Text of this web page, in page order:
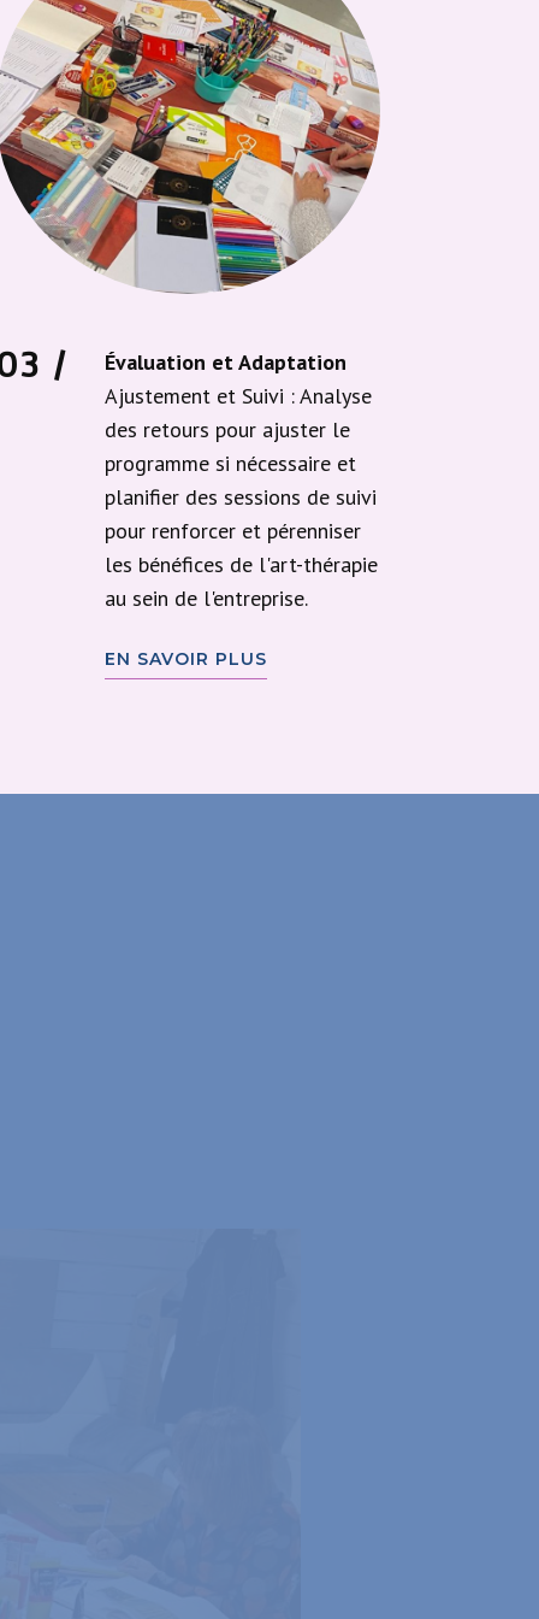
/
Évaluation et Adaptation
Ajustement et Suivi : Analyse
des retours pour ajuster le
programme si nécessaire et
planifier des sessions de suivi
pour renforcer et pérenniser
les bénéfices de l'art-thérapie
au sein de l'entreprise.
EN SAVOIR PLUS